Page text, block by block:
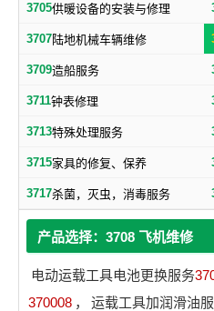
3705供暖设备的安装与修理
3707陆地机械车辆维修
3709造船服务
3711钟表修理
3713特殊处理服务
3715家具的修复、保养
3717杀菌，灭虫，消毒服务
产品选择：3708 飞机维修
电动运载工具电池更换服务
370008 ， 运载工具加润滑油